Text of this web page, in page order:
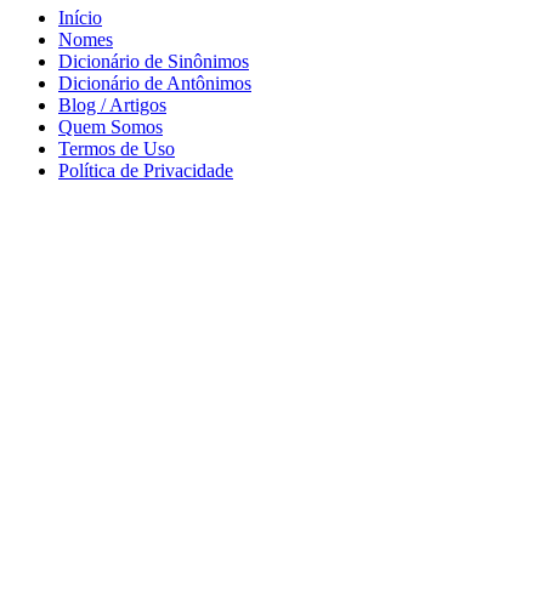
Início
Nomes
Dicionário de Sinônimos
Dicionário de Antônimos
Blog / Artigos
Quem Somos
Termos de Uso
Política de Privacidade